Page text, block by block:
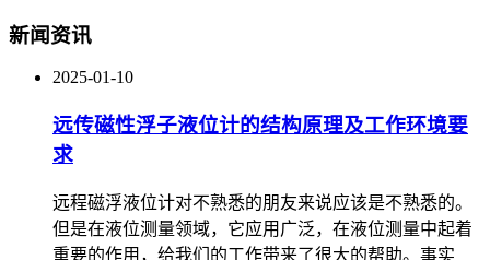
新闻资讯
2025-01-10
远传磁性浮子液位计的结构原理及工作环境要
求
远程磁浮液位计对不熟悉的朋友来说应该是不熟悉的。
但是在液位测量领域，它应用广泛，在液位测量中起着
重要的作用，给我们的工作带来了很大的帮助。事实